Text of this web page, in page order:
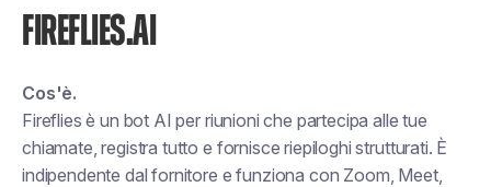
FIREFLIES.AI
Cos'è.
Fireflies è un bot AI per riunioni che partecipa alle tue
chiamate, registra tutto e fornisce riepiloghi strutturati. È
indipendente dal fornitore e funziona con Zoom, Meet,